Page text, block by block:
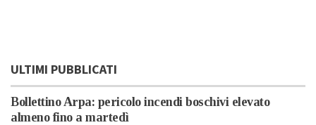
ULTIMI PUBBLICATI
Bollettino Arpa: pericolo incendi boschivi elevato
almeno fino a martedì